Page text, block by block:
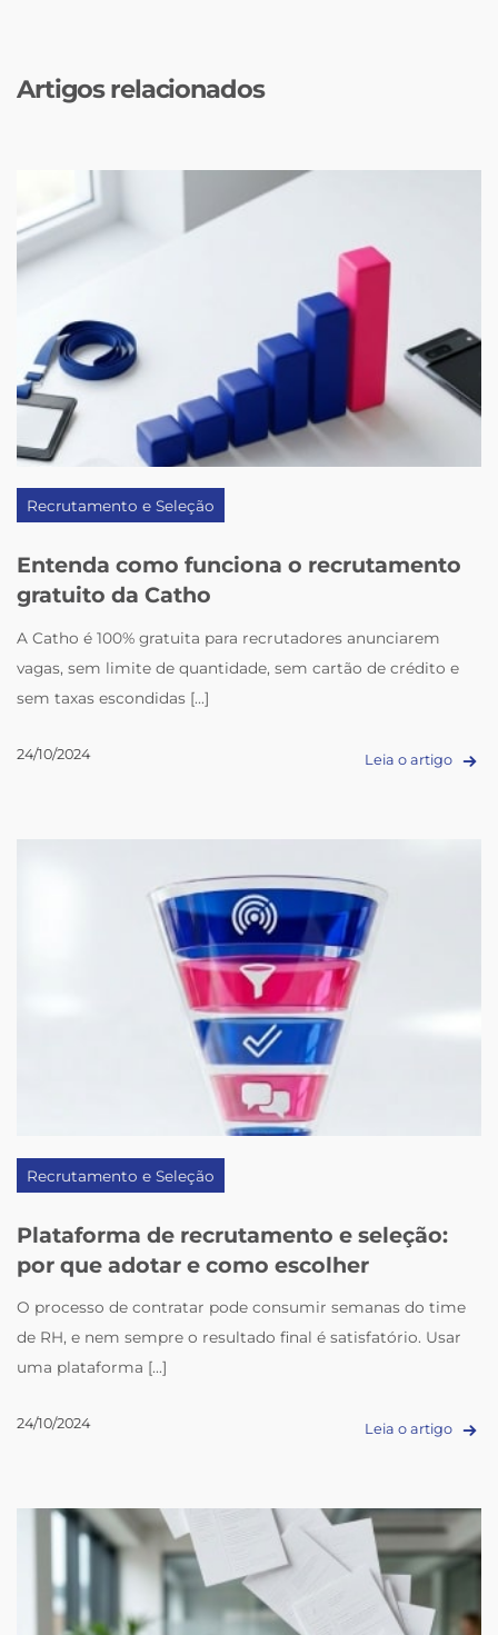
Artigos relacionados
Recrutamento e Seleção
Entenda como funciona o recrutamento
gratuito da Catho
A Catho é 100% gratuita para recrutadores anunciarem
vagas, sem limite de quantidade, sem cartão de crédito e
sem taxas escondidas [...]
24/10/2024 Leia o artigo
Recrutamento e Seleção
Plataforma de recrutamento e seleção:
por que adotar e como escolher
O processo de contratar pode consumir semanas do time
de RH, e nem sempre o resultado final é satisfatório. Usar
uma plataforma [...]
24/10/2024 Leia o artigo